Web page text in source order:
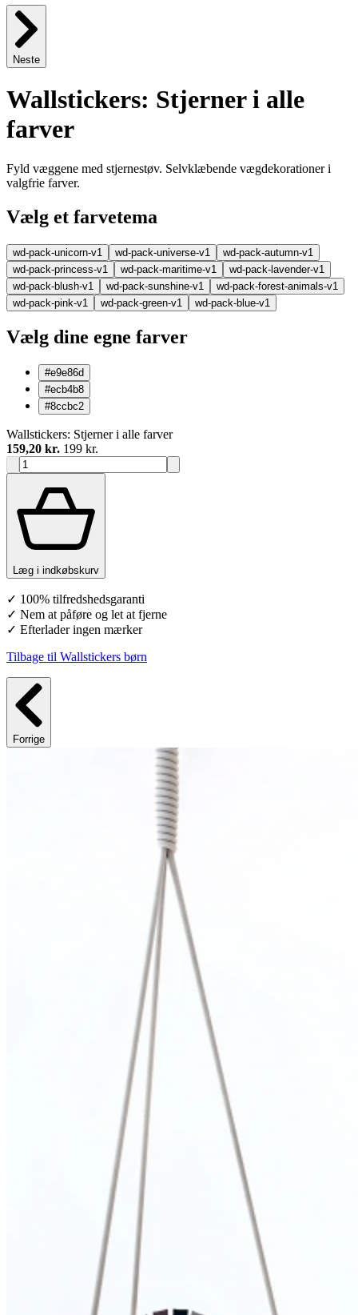
Neste
Wallstickers: Stjerner i alle
farver
Fyld væggene med stjernestøv. Selvklæbende vægdekorationer i
valgfrie farver.
Vælg et farvetema
wd-pack-unicorn-v1 wd-pack-universe-v1
wd-pack-autumn-v1
wd-pack-princess-v1
wd-pack-maritime-v1
wd-pack-lavender-v1
wd-pack-blush-v1
wd-pack-sunshine-v1
wd-pack-forest-animals-v1
wd-pack-pink-v1
wd-pack-green-v1 wd-pack-blue-v1
Vælg dine egne farver
#e9e86d
#ecb4b8
#8ccbc2
Wallstickers: Stjerner i alle farver
159,20 kr. 199 kr.
Læg i indkøbskurv
✓ 100% tilfredshedsgaranti
✓ Nem at påføre og let at fjerne
✓ Efterlader ingen mærker
Tilbage til Wallstickers børn
Forrige